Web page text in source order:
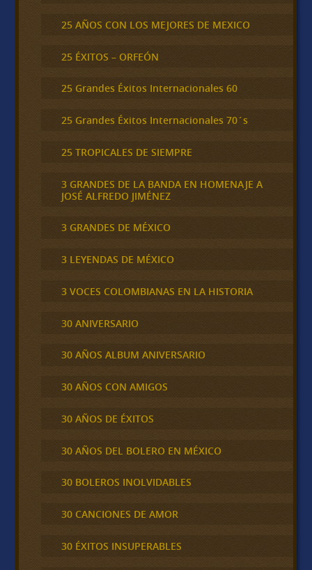
25 AÑOS CON LOS MEJORES DE MEXICO
25 ÉXITOS – ORFEÓN
25 Grandes Éxitos Internacionales 60
25 Grandes Éxitos Internacionales 70´s
25 TROPICALES DE SIEMPRE
3 GRANDES DE LA BANDA EN HOMENAJE A
JOSÉ ALFREDO JIMÉNEZ
3 GRANDES DE MÉXICO
3 LEYENDAS DE MÉXICO
3 VOCES COLOMBIANAS EN LA HISTORIA
30 ANIVERSARIO
30 AÑOS ALBUM ANIVERSARIO
30 AÑOS CON AMIGOS
30 AÑOS DE ÉXITOS
30 AÑOS DEL BOLERO EN MÉXICO
30 BOLEROS INOLVIDABLES
30 CANCIONES DE AMOR
30 ÉXITOS INSUPERABLES